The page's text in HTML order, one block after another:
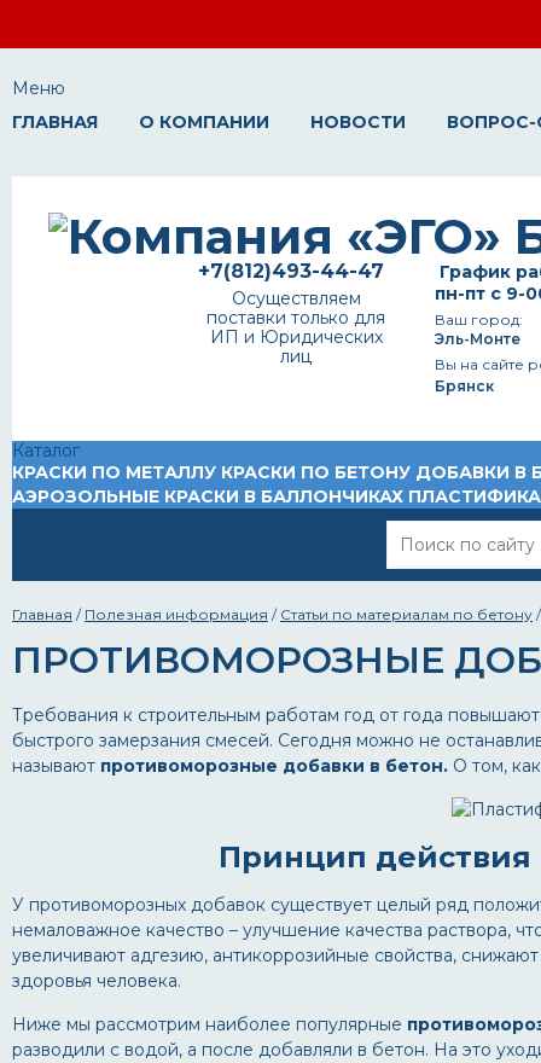
Меню
ГЛАВНАЯ
О КОМПАНИИ НОВОСТИ ВОПРОС-
График
пн-пт с 9-
Ваш город:
Эль-Монте
Вы на сайте
Брянск
+7(812)493-44-47
Осуществляем
поставки только для
ИП и Юридических
лиц
Каталог
КРАСКИ ПО МЕТАЛЛУ КРАСКИ ПО БЕТОНУ ДОБАВКИ В
АЭРОЗОЛЬНЫЕ КРАСКИ В БАЛЛОНЧИКАХ
Главная / Полезная информация / Статьи по материалам по бетону
ПРОТИВОМОРОЗНЫЕ
Требования к строительным работам год от года
быстрого замерзания смесей. Сегодня можно не
называют противоморозные добавки в бетон. О том,
Принцип действия
У противоморозных добавок существует целый ряд
немаловажное качество – улучшение качества раствора,
увеличивают адгезию, антикоррозийные свойства,
здоровья человека.
Ниже мы рассмотрим наиболее популярные
разводили с водой, а после добавляли в бетон. На это